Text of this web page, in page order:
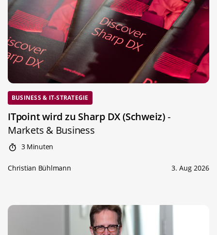
BUSINESS & IT-STRATEGIE
ITpoint wird zu Sharp DX (Schweiz)-
Markets & Business
3 Minuten
Christian Bühlmann 3. Aug 2026